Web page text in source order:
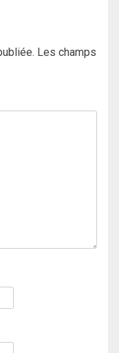
Les champs